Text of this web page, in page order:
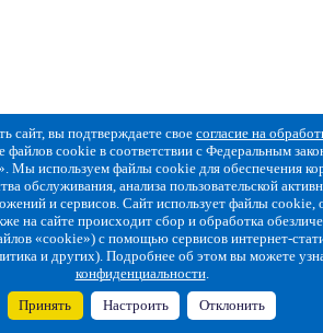
сайт, вы подтверждаете свое согласие на
файлов cookie в соответствии с Федеральным
Мы используем файлы cookie для обеспечения
обслуживания, анализа пользовательской
и сервисов. Сайт использует файлы cookie,
на сайте происходит сбор и обработка
«cookie») с помощью сервисов интернет-
и других). Подробнее об этом вы можете
конфиденциальности.
Принять Настроить Отклонить